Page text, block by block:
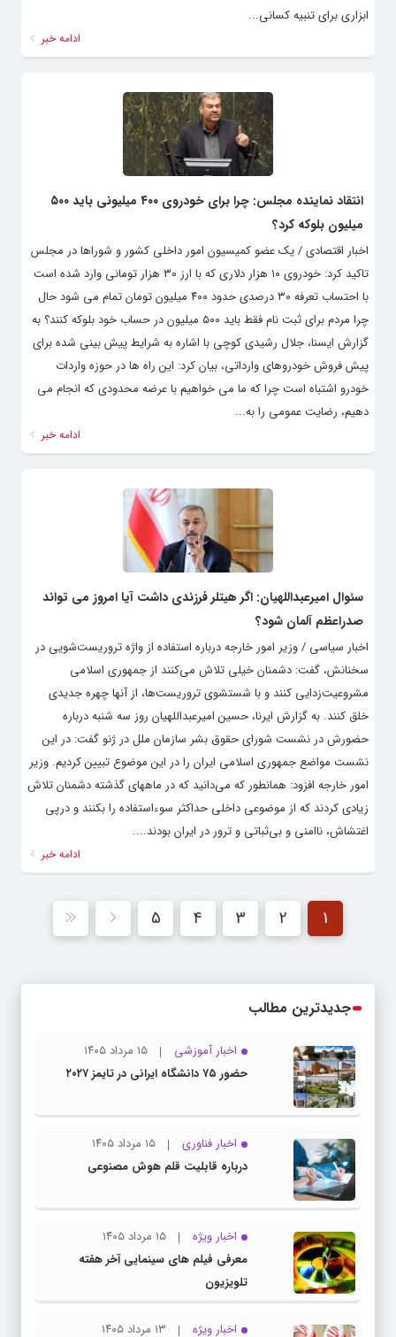
ابزاری برای تنبیه کسانی...
ادامه خبر
انتقاد نماینده مجلس: چرا برای خودروی ۴۰۰ میلیونی باید ۵۰۰
میلیون بلوکه کرد؟
اخبار اقتصادی / یک عضو کمیسیون امور داخلی کشور و شوراها در مجلس
تاکید کرد: خودروی ۱۰ هزار دلاری که با ارز ۳۰ هزار تومانی وارد شده است
با احتساب تعرفه ۳۰ درصدی حدود ۴۰۰ میلیون تومان تمام می شود حال
چرا مردم برای ثبت نام فقط باید ۵۰۰ میلیون در حساب خود بلوکه کنند؟ به
گزارش ایسنا، جلال رشیدی کوچی با اشاره به شرایط پیش بینی شده برای
پیش فروش خودروهای وارداتی، بیان کرد: این راه ها در حوزه واردات
خودرو اشتباه است چرا که ما می خواهیم با عرضه محدودی که انجام می
دهیم، رضایت عمومی را به...
ادامه خبر
سئوال امیرعبداللهیان: اگر هیتلر فرزندی داشت آیا امروز می تواند
صدراعظم آلمان شود؟
اخبار سیاسی / وزیر امور خارجه درباره استفاده از واژه تروریست‌شویی در
سخنانش، گفت: دشمنان خیلی تلاش می‌کنند از جمهوری اسلامی
مشروعیت‌زدایی کنند و با شستشوی تروریست‌ها، از آنها چهره جدیدی
خلق کنند. به گزارش ایرنا، حسین امیرعبداللهیان روز سه شنبه درباره
حضورش در نشست شورای حقوق بشر سازمان ملل در ژنو گفت: در این
نشست مواضع جمهوری اسلامی ایران را در این موضوع تبیین کردیم. وزیر
امور خارجه افزود: همانطور که می‌دانید که در ماههای گذشته دشمنان تلاش
زیادی کردند که از موضوعی داخلی حداکثر سوءاستفاده را بکنند و درپی
اغتشاش، ناامنی و بی‌ثباتی و ترور در ایران بودند....
ادامه خبر
1
2
3
4
5
جدیدترین مطالب
اخبار آموزشی
۱۵ مرداد ۱۴۰۵
حضور ۷۵ دانشگاه ایرانی در تایمز ۲۰۲۷
اخبار فناوری
۱۵ مرداد ۱۴۰۵
درباره قابلیت قلم هوش مصنوعی
اخبار ویژه
۱۵ مرداد ۱۴۰۵
معرفی فیلم های سینمایی آخر هفته
تلویزیون
اخبار ویژه
۱۳ مرداد ۱۴۰۵